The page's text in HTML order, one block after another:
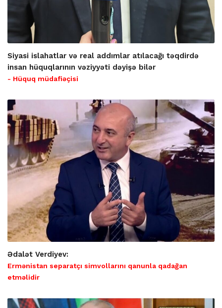
Siyasi islahatlar və real addımlar atılacağı təqdirdə
insan hüquqlarının vəziyyəti dəyişə bilər
- Hüquq müdafiəçisi
Ədalət Verdiyev:
Ermənistan separatçı simvollarını qanunla qadağan
etməlidir